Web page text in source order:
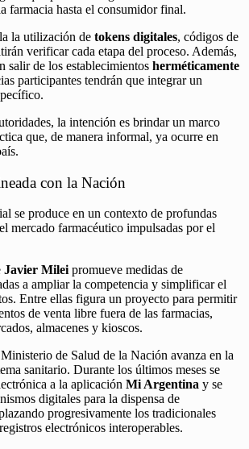
farmacia hasta el consumidor final.
la utilización de tokens digitales, códigos de
verificar cada etapa del proceso. Además,
salir de los establecimientos herméticamente
participantes tendrán que integrar un
la intención es brindar un marco
que, de manera informal, ya ocurre en
con la Nación
se produce en un contexto de profundas
mercado farmacéutico impulsadas por el
Javier Milei promueve medidas de
a ampliar la competencia y simplificar el
Entre ellas figura un proyecto para permitir
de venta libre fuera de las farmacias,
almacenes y kioscos.
de Salud de la Nación avanza en la
sanitario. Durante los últimos meses se
a la aplicación Mi Argentina y se
digitales para la dispensa de
progresivamente los tradicionales
electrónicos interoperables.